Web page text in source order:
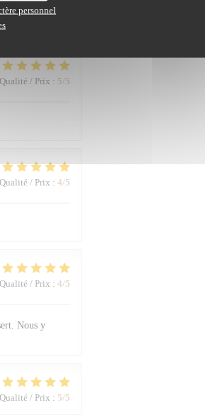
personnel
les plats et
Qualité / Prix : 5/5
Qualité / Prix : 4/5
Qualité / Prix : 4/5
Nous y
Qualité / Prix : 5/5